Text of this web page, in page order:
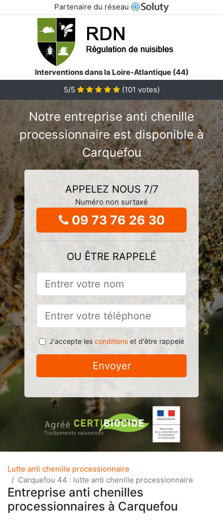
Partenaire du réseau
Interventions dans la Loire-Atlantique (44)
5/5
(101 votes)
Notre entreprise anti chenille
processionnaire est disponible à
Carquefou
APPELEZ NOUS 7/7
Numéro non surtaxé
09 73 76 26 30
OU ÊTRE RAPPELÉ
J'accepte les conditionset d'être rappelé
Envoyer
Lutte anti chenille processionnaire
Carquefou 44 : lutte anti chenille processionnaire
Entreprise anti chenilles
processionnaires à Carquefou